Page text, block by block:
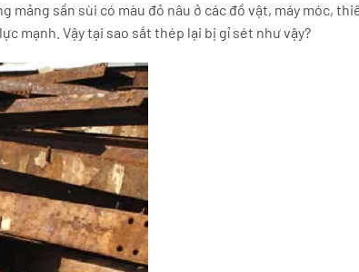
mảng sần sùi có màu đỏ nâu ở các đồ vật, máy móc,
mạnh. Vậy tại sao sắt thép lại bị gỉ sét như vậy?